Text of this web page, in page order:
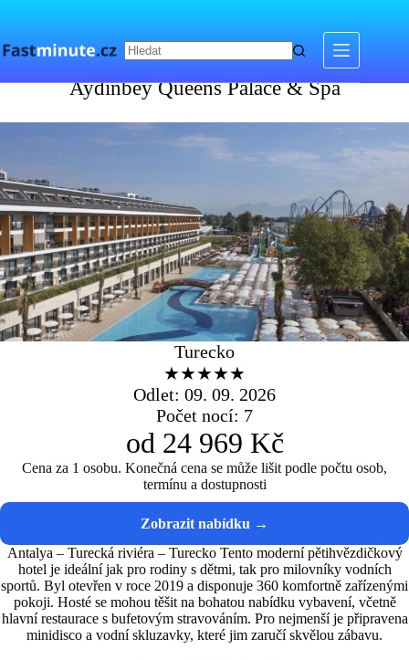
Aydinbey Queens Palace & Spa
Aydinbey Queens Palace & Spa
Turecko
★★★★★
Odlet: 09. 09. 2026
Počet nocí: 7
od 24 969 Kč
Cena za 1 osobu. Konečná cena se může lišit podle počtu osob,
termínu a dostupnosti
Antalya – Turecká riviéra – Turecko Tento moderní pětihvězdičkový
hotel je ideální jak pro rodiny s dětmi, tak pro milovníky vodních
sportů. Byl otevřen v roce 2019 a disponuje 360 komfortně zařízenými
pokoji. Hosté se mohou těšit na bohatou nabídku vybavení, včetně
hlavní restaurace s bufetovým stravováním. Pro nejmenší je připravena
minidisco a vodní skluzavky, které jim zaručí skvělou zábavu.